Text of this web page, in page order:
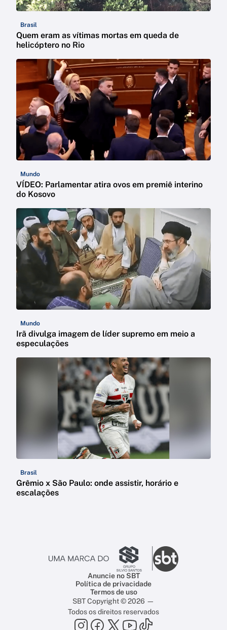
Brasil
Quem eram as vítimas mortas em queda de
helicóptero no Rio
Mundo
VÍDEO: Parlamentar atira ovos em premiê interino
do Kosovo
Mundo
Irã divulga imagem de líder supremo em meio a
especulações
Brasil
Grêmio x São Paulo: onde assistir, horário e
escalações
Anuncie no SBT
Política de privacidade
Termos de uso
SBT Copyright © 2026 —
Todos os direitos reservados